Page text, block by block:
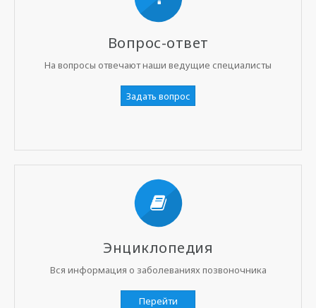
Вопрос-ответ
На вопросы отвечают наши ведущие специалисты
Задать вопрос
Энциклопедия
Вся информация о заболеваниях позвоночника
Перейти